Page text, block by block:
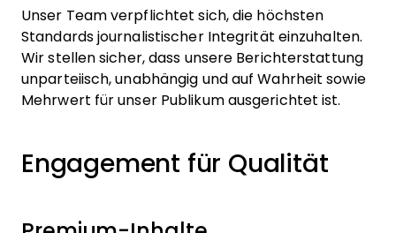
Unser Team verpflichtet sich, die höchsten
Standards journalistischer Integrität einzuhalten.
Wir stellen sicher, dass unsere Berichterstattung
unparteiisch, unabhängig und auf Wahrheit sowie
Mehrwert für unser Publikum ausgerichtet ist.
Engagement für Qualität